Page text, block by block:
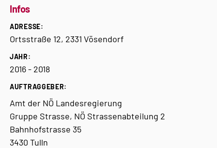
Infos
ADRESSE:
Ortsstraße 12, 2331 Vösendorf
JAHR:
2016 - 2018
AUFTRAGGEBER:
Amt der NÖ Landesregierung
Gruppe Strasse, NÖ Strassenabteilung 2
Bahnhofstrasse 35
3430 Tulln